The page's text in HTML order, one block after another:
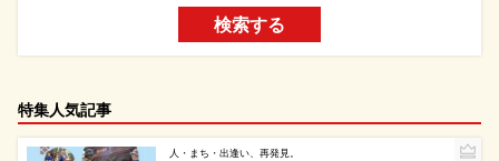
検索する
特集人気記事
人・まち・出逢い、再発見。